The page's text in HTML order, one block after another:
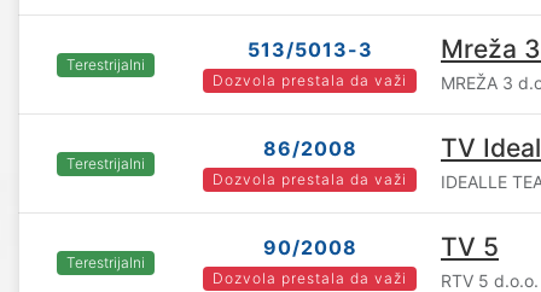
Terestrijalni
513/5013-3
Dozvola prestala da važi
Mreža 3
MREŽA 3
Terestrijalni
86/2008
Dozvola prestala da važi
TV Ideal
IDEALLE
Terestrijalni
90/2008
Dozvola prestala da važi
TV 5
RTV 5